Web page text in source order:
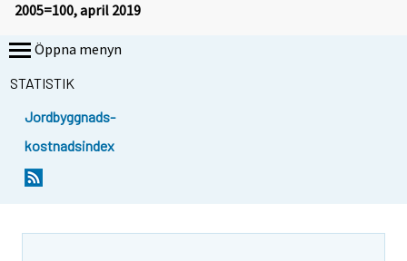
2005=100, april 2019
Öppna menyn
STATISTIK
Jordbyggnads-
kostnadsindex